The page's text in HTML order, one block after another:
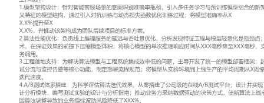
XXX科技是专注智能客服与营销科技的AI解决方案提供商，团队规模
是为企业提供AI对话与营销自动化SaaS产品，服务超过XXX万家客
业建立深度合作。
算法工程师汇报对象：部门总监
工作概述：